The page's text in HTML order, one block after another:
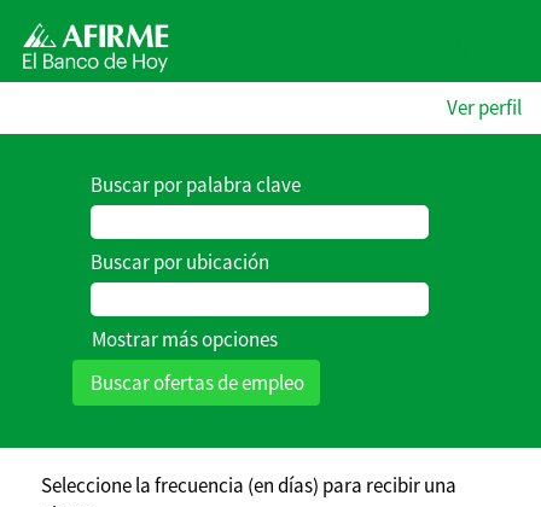
Ver perfil
Buscar por palabra clave
Buscar por ubicación
Mostrar más opciones
Seleccione la frecuencia (en días) para recibir una